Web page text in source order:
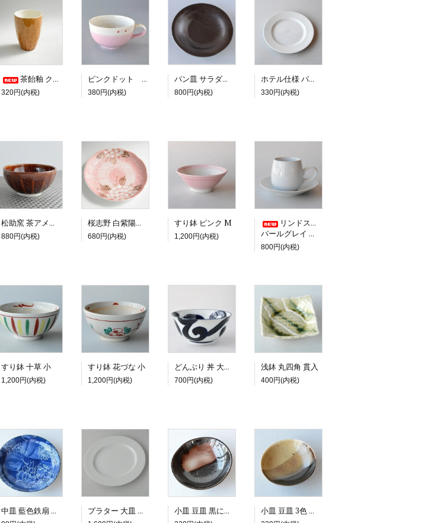
茶飴釉 クリーム塗り分けフリーカップ
320円(内税)
ピンクドット スープカップ
380円(内税)
パン皿 サラダプレート PIANO 20.8ｃｍ
800円(内税)
ホテル仕様 パン皿 17cm
330円(内税)
松助窯 茶アメ釉 ご飯茶碗 カフェボウル
880円(内税)
桜志野 白紫陽花 大皿
680円(内税)
すり鉢 ピンク M
1,200円(内税)
リンドスタイメスト
パールグレイ コーヒーカップ＆ソーサー
800円(内税)
すり鉢 十草 小
1,200円(内税)
すり鉢 花づな 小
1,200円(内税)
どんぶり 丼 大鉢 太唐草
700円(内税)
浅鉢 丸四角 貫入
400円(内税)
中皿 藍色鉄扇 クレマチス プラター 大皿 ホワイトライン 小皿 豆皿 黒に茶模様 オーバル形 小皿 豆皿 3色 オーバル形